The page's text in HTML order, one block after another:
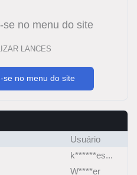
no menu do site
LANCES
se no menu do site
Usuário
k******es...
W****er